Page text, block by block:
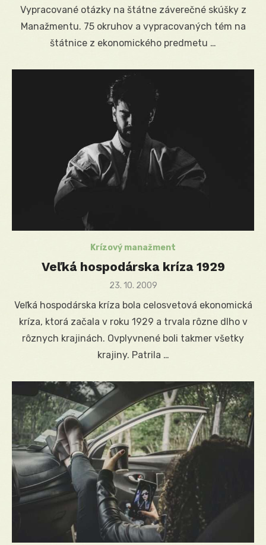
Vypracované otázky na štátne záverečné skúšky z
Manažmentu. 75 okruhov a vypracovaných tém na
štátnice z ekonomického predmetu …
Krízový manažment
Veľká hospodárska kríza 1929
Posted
23. 10. 2009
Veľká hospodárska kríza bola celosvetová ekonomická
kríza, ktorá začala v roku 1929 a trvala rôzne dlho v
rôznych krajinách. Ovplyvnené boli takmer všetky
krajiny. Patrila …